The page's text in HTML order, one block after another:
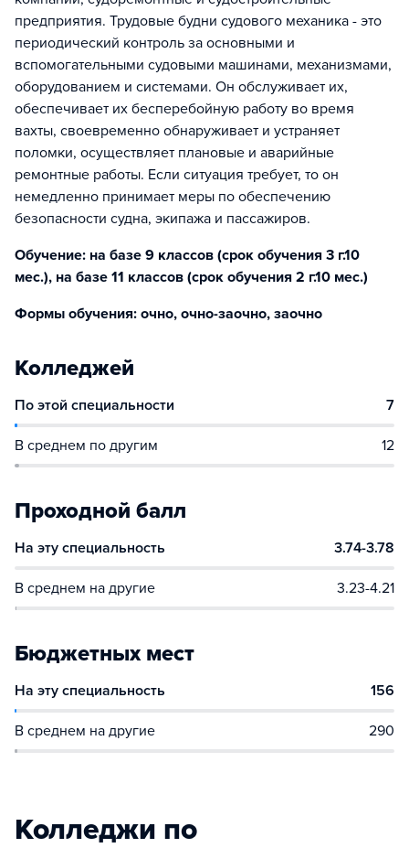
предприятия. Трудовые будни судового механика - это
периодический контроль за основными и
вспомогательными судовыми машинами, механизмами,
оборудованием и системами. Он обслуживает их,
обеспечивает их бесперебойную работу во время
вахты, своевременно обнаруживает и устраняет
поломки, осуществляет плановые и аварийные
ремонтные работы. Если ситуация требует, то он
немедленно принимает меры по обеспечению
безопасности судна, экипажа и пассажиров.
Обучение: на базе 9 классов (срок обучения 3 г.10
мес.), на базе 11 классов (срок обучения 2 г.10 мес.)
Формы обучения: очно, очно-заочно, заочно
Колледжей
По этой специальности 7
В среднем по другим 12
Проходной балл
На эту специальность 3.74-3.78
В среднем на другие 3.23-4.21
Бюджетных мест
На эту специальность 156
В среднем на другие 290
Колледжи по